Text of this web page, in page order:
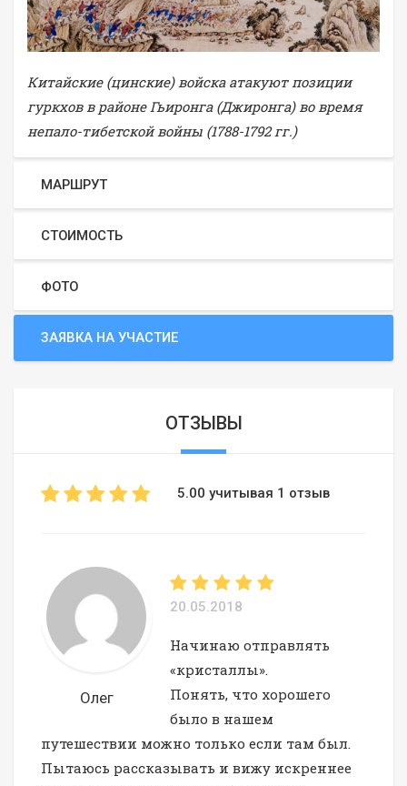
Китайские (цинские) войска атакуют позиции
гуркхов в районе Гьиронга (Джиронга) во время
непало-тибетской войны (1788-1792 гг.)
МАРШРУТ
СТОИМОСТЬ
ФОТО
ЗАЯВКА НА УЧАСТИЕ
ОТЗЫВЫ
5.00 учитывая 1 отзыв
Олег
20.05.2018
Начинаю отправлять
«кристаллы».
Понять, что хорошего
было в нашем
путешествии можно только если там был.
Пытаюсь рассказывать и вижу искреннее